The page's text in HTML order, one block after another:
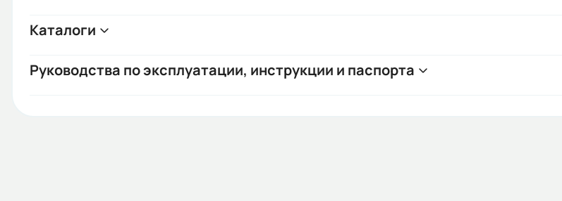
Каталоги
Руководства по эксплуатации, инструкции и паспорта